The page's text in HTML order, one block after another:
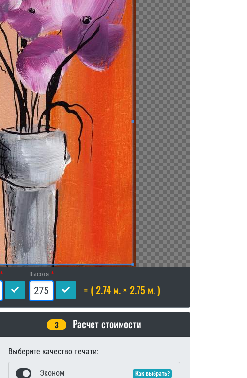
Высота
= ( 2.74 м. × 2.75 м. )
3 Расчет стоимости
Выберите качество печати:
Эконом Как выбрать?